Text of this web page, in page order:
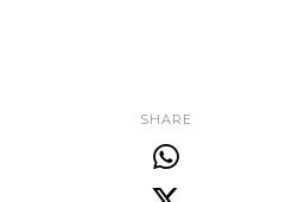
SHARE